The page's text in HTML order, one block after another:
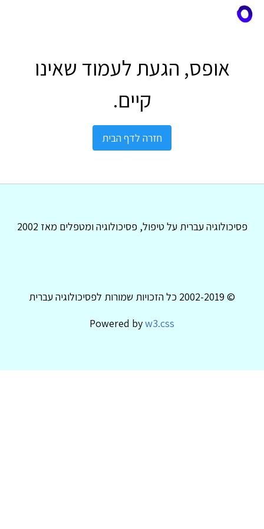
אופס, הגעת לעמוד שאינו
קיים.
חזרה לדף הבית
פסיכולוגיה עברית על טיפול, פסיכולוגיה ומטפלים מאז 2002
© 2002-2019 כל הזכויות שמורות לפסיכולוגיה עברית
Powered byw3.css